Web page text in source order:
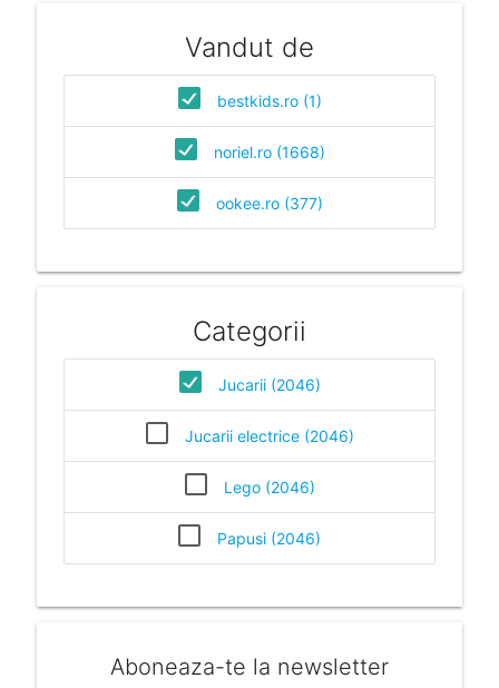
Vandut de
bestkids.ro (1)
noriel.ro (1668)
ookee.ro (377)
Categorii
Jucarii (2046)
Jucarii electrice (2046)
Lego (2046)
Papusi (2046)
Aboneaza-te la newsletter